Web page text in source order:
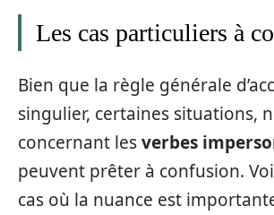
Les cas particuliers à
Bien que la règle générale
singulier, certaines situations,
concernant lesverbes
peuvent prêter à confusion.
cas où la nuance est